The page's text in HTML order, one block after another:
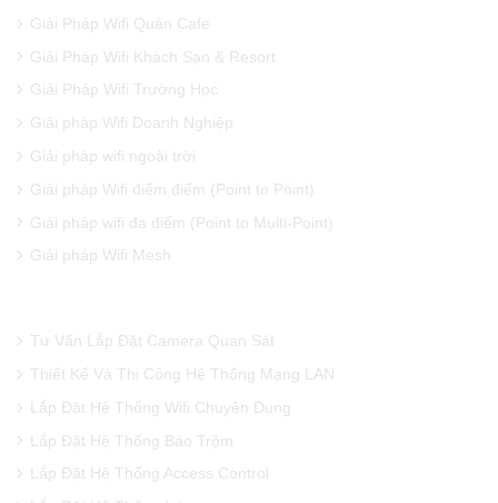
Giải Pháp Wifi Quán Cafe
Giải Pháp Wifi Khách Sạn & Resort
Giải Pháp Wifi Trường Học
Giải pháp Wifi Doanh Nghiệp
Giải pháp wifi ngoài trời
Giải pháp Wifi điểm điểm (Point to Point)
Giải pháp wifi đa điểm (Point to Multi-Point)
Giải pháp Wifi Mesh
Tư Vấn Lắp Đặt Camera Quan Sát
Thiết Kế Và Thi Công Hệ Thống Mạng LAN
Lắp Đặt Hệ Thống Wifi Chuyên Dụng
Lắp Đặt Hệ Thống Báo Trộm
Lắp Đặt Hệ Thống Access Control